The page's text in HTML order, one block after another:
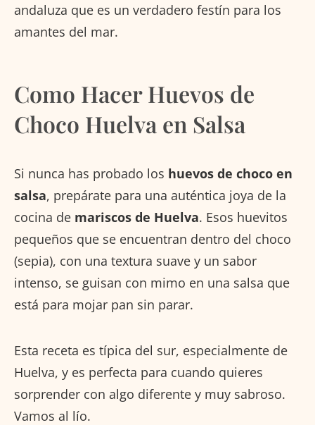
andaluza que es un verdadero festín para los
amantes del mar.
Como Hacer Huevos de
Choco Huelva en Salsa
Si nunca has probado los huevos de choco en
salsa, prepárate para una auténtica joya de la
cocina de mariscos de Huelva. Esos huevitos
pequeños que se encuentran dentro del choco
(sepia), con una textura suave y un sabor
intenso, se guisan con mimo en una salsa que
está para mojar pan sin parar.
Esta receta es típica del sur, especialmente de
Huelva, y es perfecta para cuando quieres
sorprender con algo diferente y muy sabroso.
Vamos al lío.